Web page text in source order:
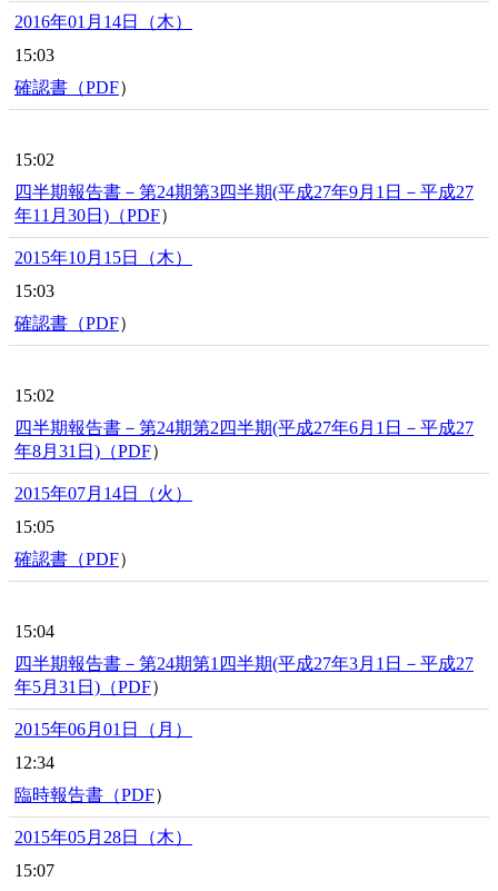
2016年01月14日（木）
15:03
確認書（PDF）
15:02
四半期報告書－第24期第3四半期(平成27年9月1日－平成27
年11月30日)（PDF）
2015年10月15日（木）
15:03
確認書（PDF）
15:02
四半期報告書－第24期第2四半期(平成27年6月1日－平成27
年8月31日)（PDF）
2015年07月14日（火）
15:05
確認書（PDF）
15:04
四半期報告書－第24期第1四半期(平成27年3月1日－平成27
年5月31日)（PDF）
2015年06月01日（月）
12:34
臨時報告書（PDF）
2015年05月28日（木）
15:07